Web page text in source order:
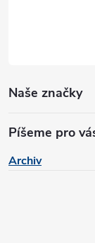
Naše značky
Píšeme pro
Archiv